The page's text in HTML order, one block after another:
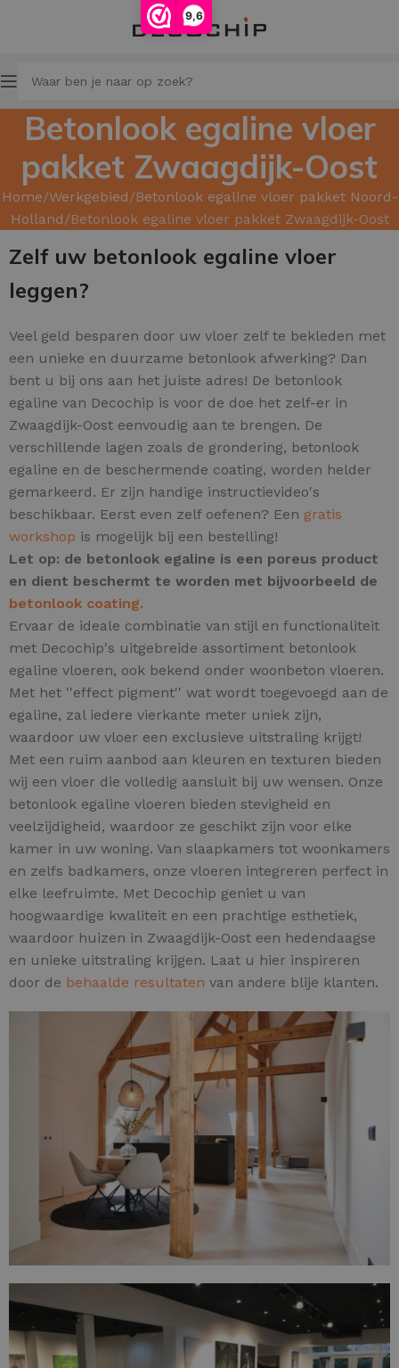
9,6
Betonlook egaline vloer
pakket Zwaagdijk-Oost
Home Werkgebied Betonlook egaline vloer pakket Noord-
Holland Betonlook egaline vloer pakket Zwaagdijk-Oost
Zelf uw betonlook egaline vloer
leggen?
Veel geld besparen door uw vloer zelf te bekleden met
een unieke en duurzame betonlook afwerking? Dan
bent u bij ons aan het juiste adres! De betonlook
egaline van Decochip is voor de doe het zelf-er in
Zwaagdijk-Oost eenvoudig aan te brengen. De
verschillende lagen zoals de grondering, betonlook
egaline en de beschermende coating, worden helder
gemarkeerd. Er zijn handige instructievideo's
beschikbaar. Eerst even zelf oefenen? Een gratis
workshop is mogelijk bij een bestelling!
Let op: de betonlook egaline is een poreus product
en dient beschermt te worden met bijvoorbeeld de
betonlook coating.
Ervaar de ideale combinatie van stijl en functionaliteit
met Decochip's uitgebreide assortiment betonlook
egaline vloeren, ook bekend onder woonbeton vloeren.
Met het ''effect pigment'' wat wordt toegevoegd aan de
egaline, zal iedere vierkante meter uniek zijn,
waardoor uw vloer een exclusieve uitstraling krijgt!
Met een ruim aanbod aan kleuren en texturen bieden
wij een vloer die volledig aansluit bij uw wensen. Onze
betonlook egaline vloeren bieden stevigheid en
veelzijdigheid, waardoor ze geschikt zijn voor elke
kamer in uw woning. Van slaapkamers tot woonkamers
en zelfs badkamers, onze vloeren integreren perfect in
elke leefruimte. Met Decochip geniet u van
hoogwaardige kwaliteit en een prachtige esthetiek,
waardoor huizen in Zwaagdijk-Oost een hedendaagse
en unieke uitstraling krijgen. Laat u hier inspireren
door de behaalde resultaten van andere blije klanten.